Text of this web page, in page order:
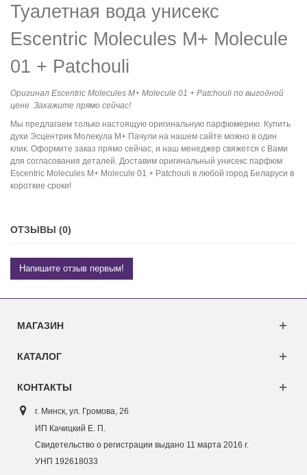
Туалетная вода унисекс
Escentric Molecules M+ Molecule
01 + Patchouli
Оригинал Escentric Molecules M+ Molecule 01 + Patchouli по выгодной
цене. Закажите прямо сейчас!
Мы предлагаем только настоящую оригинальную парфюмерию. Купить
духи Эсцентрик Молекула М+ Пачули на нашем сайте можно в один
клик. Оформите заказ прямо сейчас, и наш менеджер свяжется с Вами
для согласования деталей. Доставим оригинальный унисекс парфюм
Escentric Molecules M+ Molecule 01 + Patchouli в любой город Беларуси в
короткие сроки!
ОТЗЫВЫ (0)
Напишите отзыв первым!
МАГАЗИН
КАТАЛОГ
КОНТАКТЫ
г. Минск, ул. Громова, 26
ИП Качицкий Е. П.
Свидетельство о регистрации выдано 11 марта 2016 г.
УНП 192618033